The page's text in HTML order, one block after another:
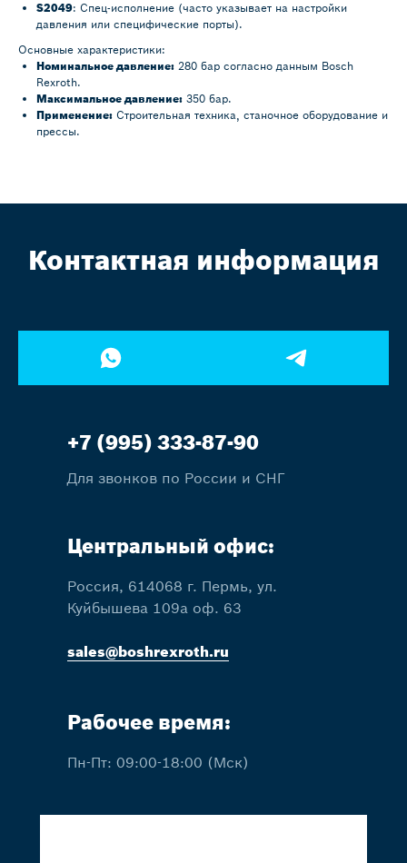
S2049: Спец-исполнение (часто указывает на настройки
давления или специфические порты).
Основные характеристики:
Номинальное давление: 280 бар согласно данным Bosch
Rexroth.
Максимальное давление: 350 бар.
Применение: Строительная техника, станочное оборудование и
прессы.
Контактная информация
Для звонков по России и СНГ
+7 (995) 333-87-90
Россия, 614068 г. Пермь, ул.
Куйбышева 109а оф. 63
sales@boshrexroth.ru
Центральный офис:
Пн-Пт: 09:00-18:00 (Мск)
Рабочее время: